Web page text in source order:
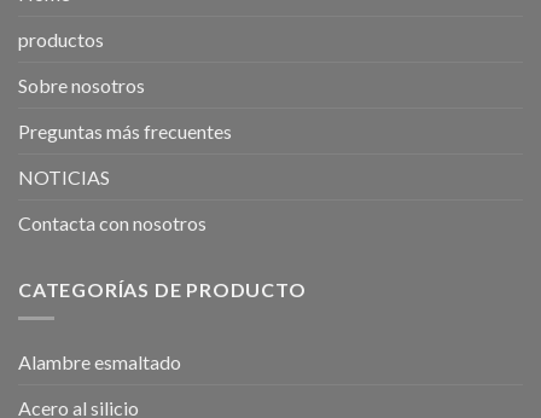
productos
Sobre nosotros
Preguntas más frecuentes
NOTICIAS
Contacta con nosotros
CATEGORÍAS DE PRODUCTO
Alambre esmaltado
Acero al silicio